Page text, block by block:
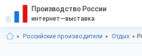
Производство России
интернет—выставка
Российские производители Отдых